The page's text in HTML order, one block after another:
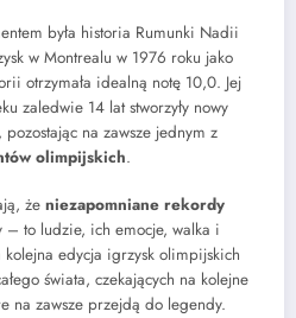
była historia Rumunki Nadii
w Montrealu w 1976 roku jako
otrzymała idealną notę 10,0. Jej
zaledwie 14 lat stworzyły nowy
na zawsze jednym z
olimpijskich.
że niezapomniane rekordy
– to ludzie, ich emocje, walka i
edycja igrzysk olimpijskich
świata, czekających na kolejne
na zawsze przejdą do legendy.